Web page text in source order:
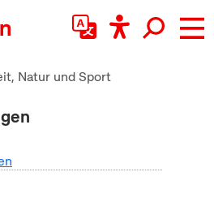
Natur und Sport